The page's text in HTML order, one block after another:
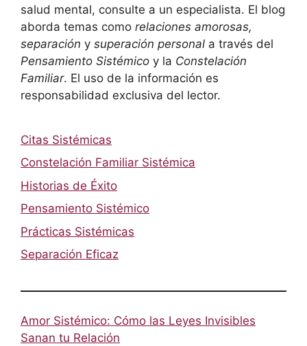
salud mental, consulte a un especialista. El blog
aborda temas como relaciones amorosas,
separación y superación personal a través del
Pensamiento Sistémico y la Constelación
Familiar. El uso de la información es
responsabilidad exclusiva del lector.
Citas Sistémicas
Constelación Familiar Sistémica
Historias de Éxito
Pensamiento Sistémico
Prácticas Sistémicas
Separación Eficaz
Amor Sistémico: Cómo las Leyes Invisibles
Sanan tu Relación